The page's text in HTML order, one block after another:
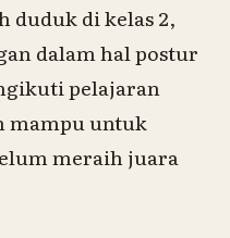
duduk di kelas 2,
dalam hal postur
pelajaran
mampu untuk
meraih juara